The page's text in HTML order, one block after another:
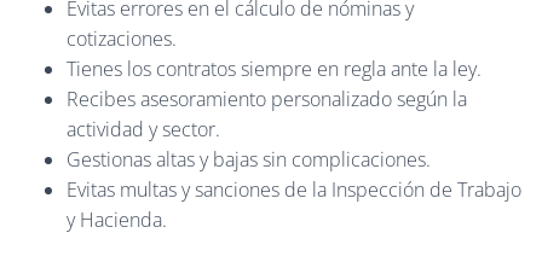
Evitas errores en el cálculo de nóminas y
cotizaciones.
Tienes los contratos siempre en regla ante la ley.
Recibes asesoramiento personalizado según la
actividad y sector.
Gestionas altas y bajas sin complicaciones.
Evitas multas y sanciones de la Inspección de Trabajo
y Hacienda.